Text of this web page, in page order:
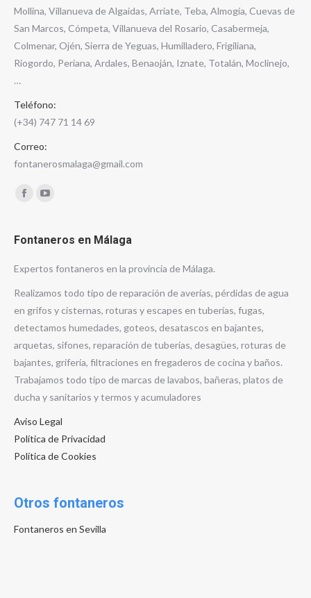
Mollina, Villanueva de Algaidas, Arriate, Teba, Almogía, Cuevas de
San Marcos, Cómpeta, Villanueva del Rosario, Casabermeja,
Colmenar, Ojén, Sierra de Yeguas, Humilladero, Frigiliana,
Riogordo, Periana, Ardales, Benaoján, Iznate, Totalán, Moclinejo,
…
Teléfono:
(+34) 747 71 14 69
Correo:
fontanerosmalaga@gmail.com
Encuéntranos en:
Fontaneros en Málaga
Expertos fontaneros en la provincia de Málaga.
Realizamos todo tipo de reparación de averías, pérdidas de agua
en grifos y cisternas, roturas y escapes en tuberías, fugas,
detectamos humedades, goteos, desatascos en bajantes,
arquetas, sifones, reparación de tuberías, desagües, roturas de
bajantes, grifería, filtraciones en fregaderos de cocina y baños.
Trabajamos todo tipo de marcas de lavabos, bañeras, platos de
ducha y sanitarios y termos y acumuladores
Aviso Legal
Política de Privacidad
Política de Cookies
Otros fontaneros
Fontaneros en Sevilla